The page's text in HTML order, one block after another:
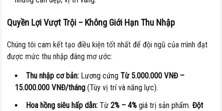
Quyền Lợi Vượt Trội – Không Giới Hạn Thu Nhập
Chúng tôi cam kết tạo điều kiện tốt nhất để đội ngũ của mình đạt
được mức thu nhập đáng mơ ước:
Thu nhập cơ bản: Lương cứngTừ 5.000.000 VNĐ –
15.000.000 VNĐ/tháng (Tùy vị trí và năng lực).
Hoa hồng siêu hấp dẫn: Từ2% – 4% giá trị sản phẩm.Đột